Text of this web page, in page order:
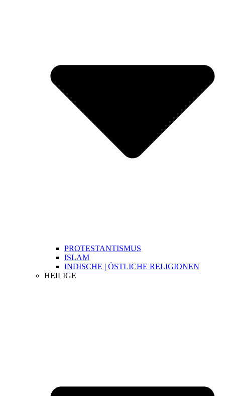
PROTESTANTISMUS
ISLAM
INDISCHE | ÖSTLICHE RELIGIONEN
HEILIGE